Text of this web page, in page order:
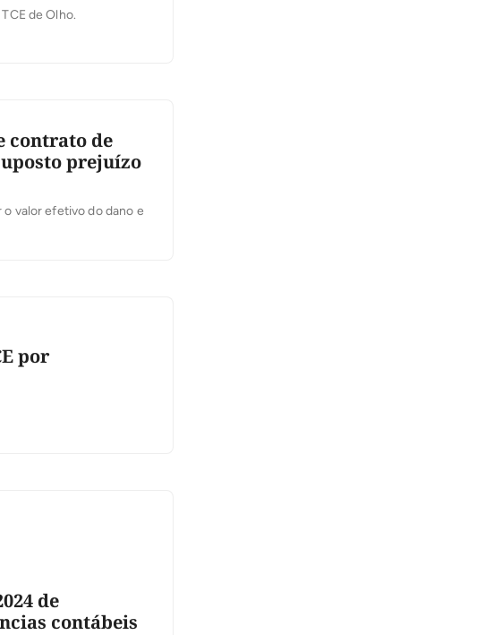
de Olho.
contrato de
prejuízo
valor efetivo do dano e
por
de
contábeis